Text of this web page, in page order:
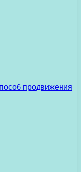
продвижения